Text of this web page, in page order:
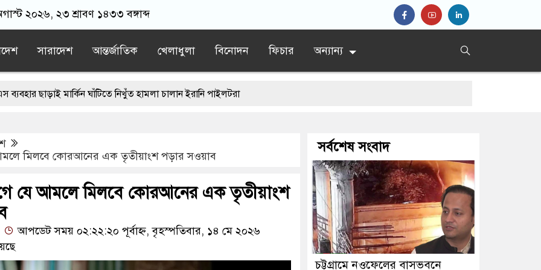
২০২৬, ২৩ শ্রাবণ ১৪৩৩ বঙ্গাব্দ
সারাদেশ আন্তর্জাতিক খেলাধুলা বিনোদন ফিচার অন্যান্য
মার্কিন ঘাঁটিতে নিখুঁত হামলা চালান ইরানি পাইলটরা
মর্মান্তিক দুই দুর্ঘটনা, ঝরে গেল ১৫ প্রাণ
উপহার, আবেগে ভাসল বিদায়ের মুহূর্ত
মিলবে কোরআনের এক তৃতীয়াংশ পড়ার সওয়াব
যে আমলে মিলবে কোরআনের এক তৃতীয়াংশ
আপডেট সময় ০২:২২:২০ পূর্বাহ্ন, বৃহস্পতিবার, ১৪ মে ২০২৬
সর্বশেষ সংবাদ
চট্টগ্রামে নওফেলের বাসভবনে